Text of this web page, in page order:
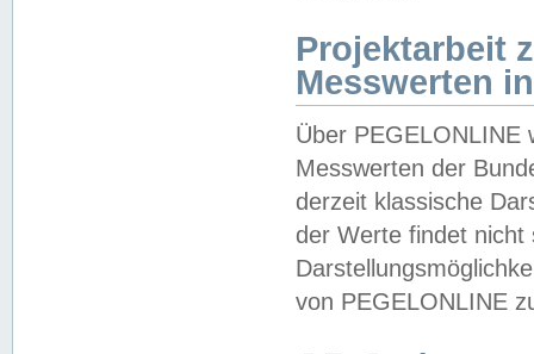
Projektarbeit
Messwerten
Über PEGELONLINE
Messwerten der
derzeit klassische
der Werte findet
von PEGELONLINE